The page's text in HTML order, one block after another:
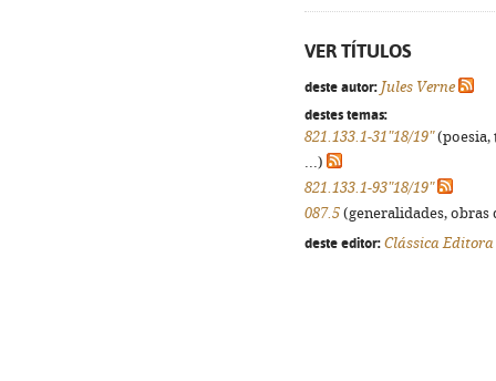
VER TÍTULOS
deste autor: Jules Verne
destes temas:
821.133.1-31"18/19"(poesia,
...)
821.133.1-93"18/19"
087.5 (generalidades,
deste editor: Clássica Editora